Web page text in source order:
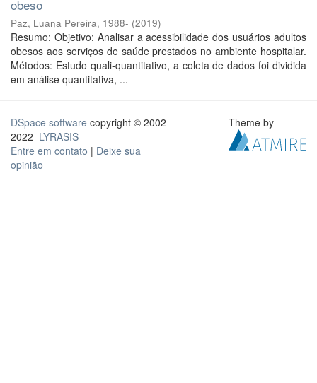
obeso
Paz, Luana Pereira, 1988- (2019)
Resumo: Objetivo: Analisar a acessibilidade dos usuários adultos
obesos aos serviços de saúde prestados no ambiente hospitalar.
Métodos: Estudo quali-quantitativo, a coleta de dados foi dividida
em análise quantitativa, ...
DSpace software copyright © 2002-
2022 LYRASIS
Entre em contato | Deixe sua
opinião
Theme by